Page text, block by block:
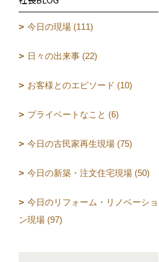
今日の現場 (111)
日々の出来事 (22)
お客様とのエピソード (10)
プライベートなこと (6)
今日の古民家再生現場 (75)
今日の新築・注文住宅現場 (50)
今日のリフォーム・リノベーショ
ン現場 (97)